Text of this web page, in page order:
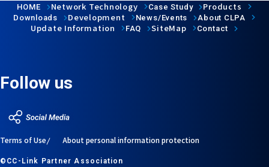
HOME Network Technology Case Study Products
Downloads Development News/Events About CLPA
Update Information FAQ SiteMap Contact
Follow us
Terms of Use About personal information protection
©CC-Link Partner Association